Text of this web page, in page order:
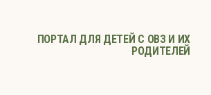
ПОРТАЛ ДЛЯ ДЕТЕЙ С ОВЗ И ИХ
РОДИТЕЛЕЙ